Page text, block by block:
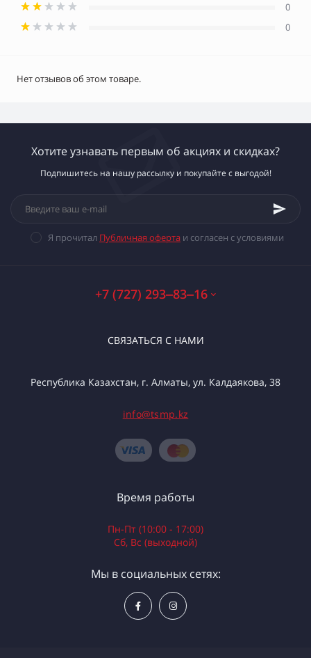
0
0
Нет отзывов об этом товаре.
Хотите узнавать первым об акциях и скидках?
Подпишитесь на нашу рассылку и покупайте с выгодой!
Я прочитал Публичная оферта и согласен с условиями
+7 (727) 293‒83‒16
СВЯЗАТЬСЯ С НАМИ
Республика Казахстан, г. Алматы, ул. Калдаякова, 38
info@tsmp.kz
Время работы
Пн-Пт (10:00 - 17:00)
Сб, Вс (выходной)
Мы в социальных сетях: